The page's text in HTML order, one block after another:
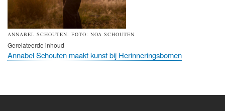
ANNABEL SCHOUTEN. FOTO: NOA SCHOUTEN
Gerelateerde inhoud
Annabel Schouten maakt kunst bij Herinneringsbomen